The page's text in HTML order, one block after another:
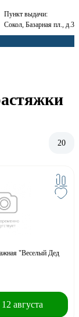
Пункт выдачи:
Сокол, Базарная пл., д.3
20
"Веселый Дед
12 августа